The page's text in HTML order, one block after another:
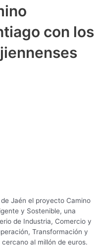
con los
Jaén el proyecto Camino
y Sostenible, una
de Industria, Comercio y
Transformación y
al millón de euros.